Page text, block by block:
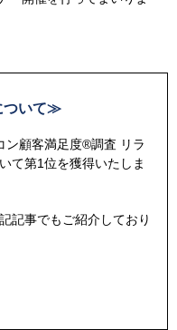
ついて≫
ン顧客満足度®調査 リラ
て第1位を獲得いたしま
記事でもご紹介しており